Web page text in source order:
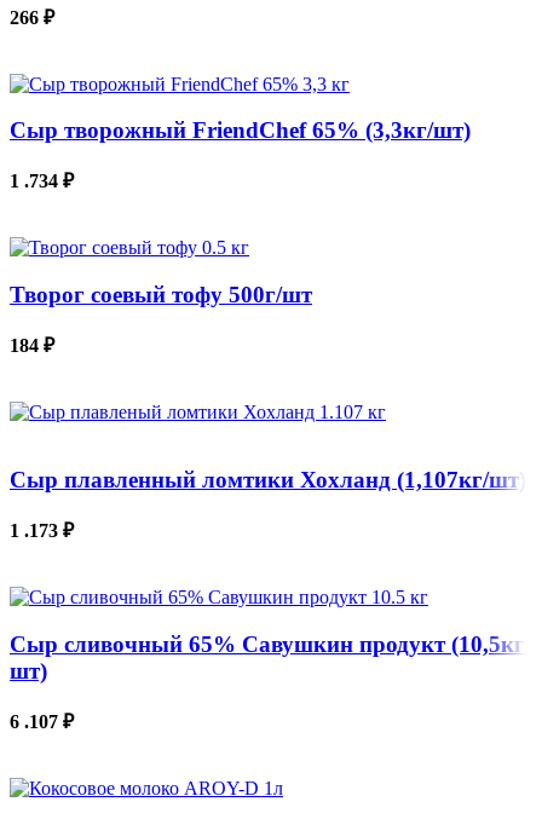
266 ₽
Сыр творожный FriendChef 65% (3,3кг/шт)
1 .734 ₽
Творог соевый тофу 500г/шт
184 ₽
Сыр плавленный ломтики Хохланд (1,107кг/шт)
1 .173 ₽
Сыр сливочный 65% Савушкин продукт (10,5кг/
шт)
6 .107 ₽